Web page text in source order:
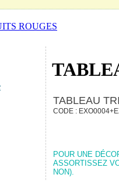
ROUGES
TABLEAU
CODE :
POUR UNE
ASSORTISSEZ
NON).